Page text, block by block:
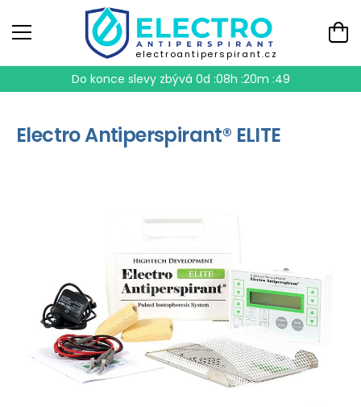
electroantiperspirant.cz
Do konce slevy zbývá 0d :08h :20m :49
Electro Antiperspirant® ELITE